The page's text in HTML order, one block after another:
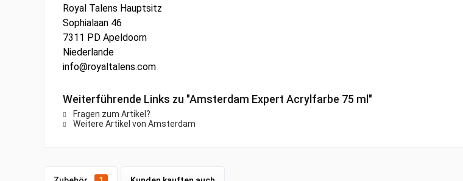
Royal Talens Hauptsitz
Sophialaan 46
7311 PD Apeldoorn
Niederlande
info@royaltalens.com
Weiterführende Links zu "Amsterdam Expert Acrylfarbe 75 ml"
Fragen zum Artikel?
Weitere Artikel von Amsterdam